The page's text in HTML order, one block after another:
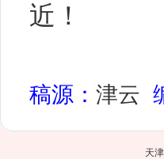
近！
稿源：津云
天